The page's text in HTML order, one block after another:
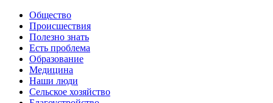
Общество
Происшествия
Полезно знать
Есть проблема
Образование
Медицина
Наши люди
Сельское хозяйство